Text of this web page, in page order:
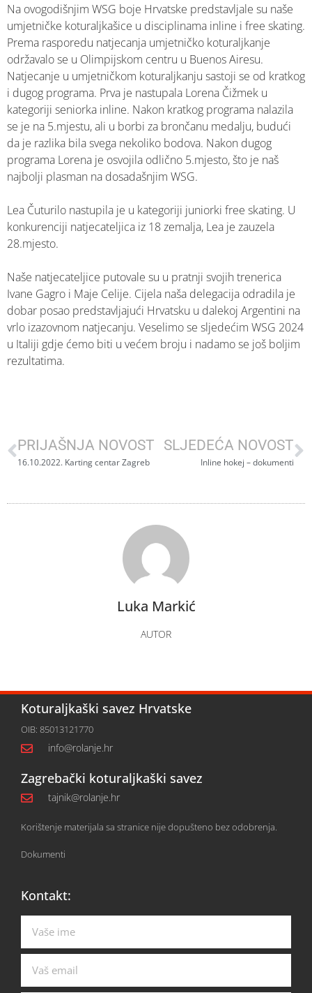
Luka Markić
AUTOR
Na ovogodišnjim WSG boje Hrvatske predstavljale su naše
umjetničke koturaljkašice u disciplinama inline i free skating.
Prema rasporedu natjecanja umjetničko koturaljkanje
održavalo se u Olimpijskom centru u Buenos Airesu.
Natjecanje u umjetničkom koturaljkanju sastoji se od kratkog
i dugog programa. Prva je nastupala Lorena Čižmek u
kategoriji seniorka inline. Nakon kratkog programa nalazila
se je na 5.mjestu, ali u borbi za brončanu medalju, budući
da je razlika bila svega nekoliko bodova. Nakon dugog
programa Lorena je osvojila odlično 5.mjesto, što je naš
najbolji plasman na dosadašnjim WSG.
Lea Čuturilo nastupila je u kategoriji juniorki free skating. U
konkurenciji natjecateljica iz 18 zemalja, Lea je zauzela
28.mjesto.
Naše natjecateljice putovale su u pratnji svojih trenerica
Ivane Gagro i Maje Celije. Cijela naša delegacija odradila je
dobar posao predstavljajući Hrvatsku u dalekoj Argentini na
vrlo izazovnom natjecanju. Veselimo se sljedećim WSG 2024
u Italiji gdje ćemo biti u većem broju i nadamo se još boljim
rezultatima.
PRIJAŠNJA NOVOST
16.10.2022. Karting centar Zagreb
SLJEDEĆA NOVOST
Inline hokej – dokumenti
Koturaljkaški savez Hrvatske
OIB: 85013121770
info@rolanje.hr
Zagrebački koturaljkaški savez
tajnik@rolanje.hr
Korištenje materijala sa stranice nije dopušteno bez odobrenja.
Dokumenti
Kontakt: